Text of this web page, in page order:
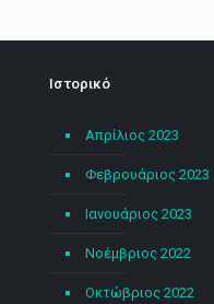
Ιστορικό
Απρίλιος 2023
Φεβρουάριος 2023
Ιανουάριος 2023
Νοέμβριος 2022
Οκτώβριος 2022